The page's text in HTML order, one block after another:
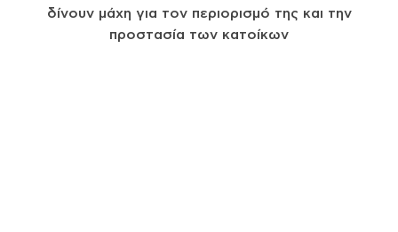
δίνουν μάχη για τον περιορισμό της και την
προστασία των κατοίκων